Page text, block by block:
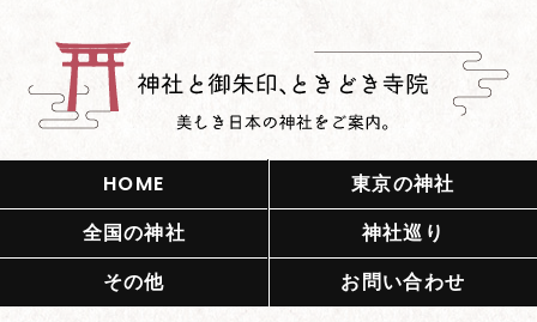
HOME
東京の神社
全国の神社
神社巡り
その他
お問い合わせ